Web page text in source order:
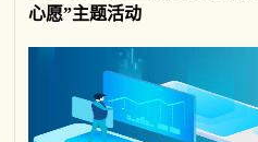
心愿”主题活动